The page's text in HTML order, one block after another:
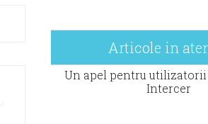
Articole in
Un apel pentru
Intercer